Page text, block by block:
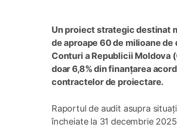
Un proiect strategic destinat
de aproape 60 de milioane
Conturi a Republicii Moldova
doar 6,8% din finanțarea
contractelor de proiectare.
Raportul de audit asupra
încheiate la 31 decembrie